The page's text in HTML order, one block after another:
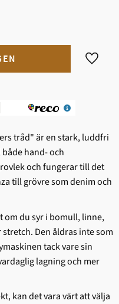
Lägg
tråd" är en stark, ludd­fri
hand- och
och fungerar till det
till grövre som denim och
om du syr i bomull, linne,
Den åldras inte som
tack vare sin
lagning och mer
kan det vara värt att välja